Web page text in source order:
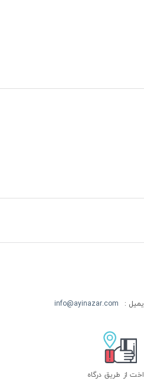
:
info@ayinazar.com
از طریق درگاه